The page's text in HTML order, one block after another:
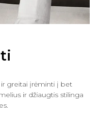
greitai įrėminti į bet
ir džiaugtis stilinga